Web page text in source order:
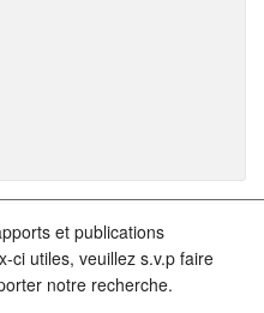
et publications
ci utiles, veuillez s.v.p faire
notre recherche.